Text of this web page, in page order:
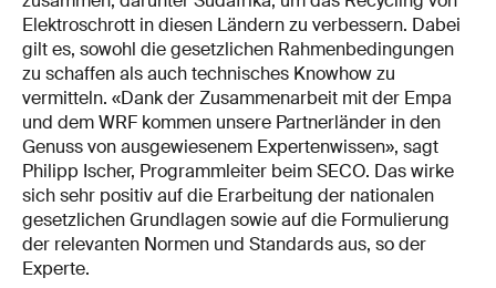
Elektroschrott in diesen Ländern zu verbessern. Dabei
gilt es, sowohl die gesetzlichen Rahmenbedingungen
zu schaffen als auch technisches Knowhow zu
vermitteln. «Dank der Zusammenarbeit mit der Empa
und dem WRF kommen unsere Partnerländer in den
Genuss von ausgewiesenem Expertenwissen», sagt
Philipp Ischer, Programmleiter beim SECO. Das wirke
sich sehr positiv auf die Erarbeitung der nationalen
gesetzlichen Grundlagen sowie auf die Formulierung
der relevanten Normen und Standards aus, so der
Experte.